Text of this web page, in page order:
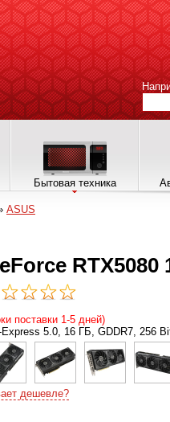
Бытовая техника
ASUS
RTX5080
поставки 1-5 дней)
Express 5.0, 16 ГБ, GDDR7, 256
дешевле?